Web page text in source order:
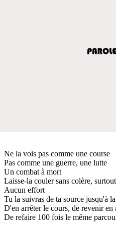
Ne la vois pas comme une course
Pas comme une guerre, une lutte
Un combat à mort
Laisse-la couler sans colère,
Aucun effort
Tu la suivras de ta source jusqu'à
D'en arrêter le cours, de revenir en
De refaire 100 fois le même